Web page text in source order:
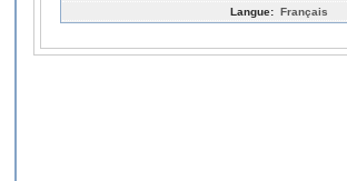
Langue: Français